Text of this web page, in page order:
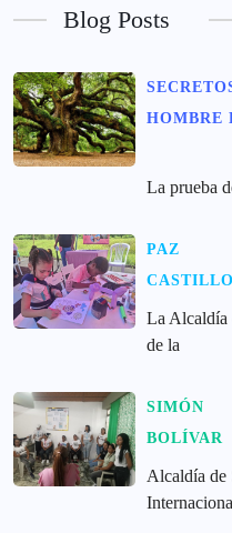
Blog Posts
HOMBRE
La prueba
PAZ
CASTILLO
La Alcaldía
de la
SIMÓN
BOLÍVAR
Alcaldía de